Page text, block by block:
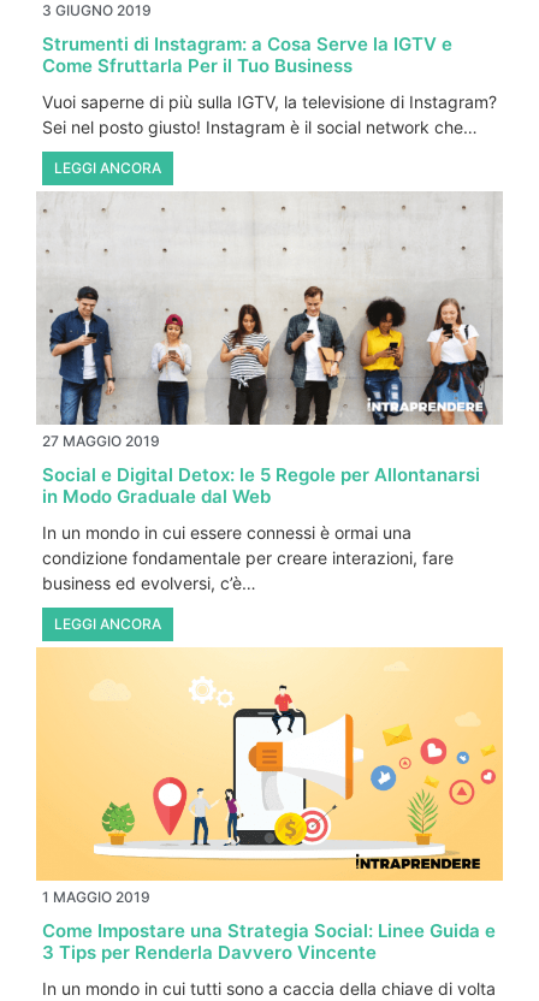
3 GIUGNO 2019
Strumenti di Instagram: a Cosa Serve la IGTV e
Come Sfruttarla Per il Tuo Business
Vuoi saperne di più sulla IGTV, la televisione di Instagram?
Sei nel posto giusto! Instagram è il social network che…
LEGGI ANCORA
27 MAGGIO 2019
Social e Digital Detox: le 5 Regole per Allontanarsi
in Modo Graduale dal Web
In un mondo in cui essere connessi è ormai una
condizione fondamentale per creare interazioni, fare
business ed evolversi, c’è…
LEGGI ANCORA
1 MAGGIO 2019
Come Impostare una Strategia Social: Linee Guida e
3 Tips per Renderla Davvero Vincente
In un mondo in cui tutti sono a caccia della chiave di volta